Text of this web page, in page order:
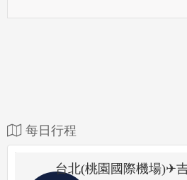
每日行程
台北(桃園國際機場)✈